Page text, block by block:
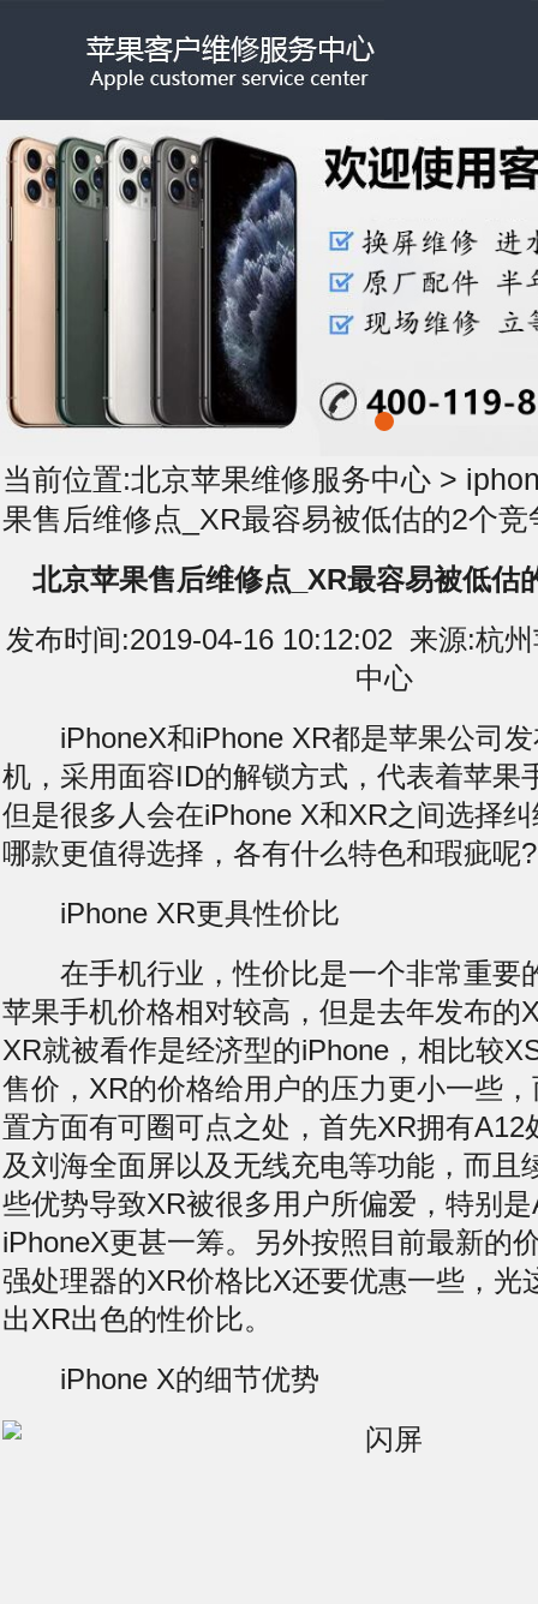
当前位置:北京苹果维修服务中心 >
果售后维修点_XR最容易被低估的2个竞
北京苹果售后维修点_XR最容易被低估
发布时间:2019-04-16 10:12:02 来源:杭
中心
iPhoneX和iPhone XR都是苹果公司发
机，采用面容ID的解锁方式，代表着苹果
但是很多人会在iPhone X和XR之间选择
哪款更值得选择，各有什么特色和瑕疵呢?
iPhone XR更具性价比
在手机行业，性价比是一个非常重要
苹果手机价格相对较高，但是去年发布的
XR就被看作是经济型的iPhone，相比较
售价，XR的价格给用户的压力更小一些
置方面有可圈可点之处，首先XR拥有A12
及刘海全面屏以及无线充电等功能，而且
些优势导致XR被很多用户所偏爱，特别
iPhoneX更甚一筹。另外按照目前最新的
强处理器的XR价格比X还要优惠一些，光
出XR出色的性价比。
iPhone X的细节优势